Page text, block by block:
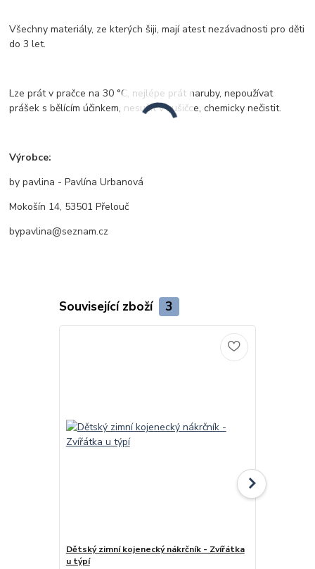
Všechny materiály, ze kterých šiji, mají atest nezávadnosti pro děti
do 3 let.
Lze prát v pračce na 30 °C, nejlépe prát naruby, nepoužívat
prášek s bělícím účinkem, nesušit v sušičce, chemicky nečistit.
Výrobce:
by pavlina - Pavlína Urbanová
Mokošín 14, 53501 Přelouč
bypavlina@seznam.cz
Související zboží 3
Dětský zimní kojenecký nákrčník - Zvířátka
u týpí